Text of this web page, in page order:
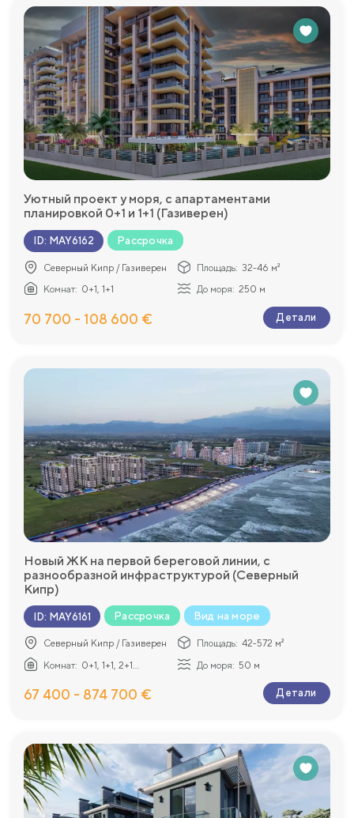
Уютный проект у моря, с апартаментами
планировкой 0+1 и 1+1 (Газиверен)
ID: MAY6162 Рассрочка
Северный Кипр / Газиверен Площадь: 32-46 м²
Комнат: 0+1, 1+1 До моря: 250 м
70 700 - 108 600 € Детали
Новый ЖК на первой береговой линии, с
разнообразной инфраструктурой (Северный
Кипр)
ID: MAY6161 Рассрочка Вид на море
Северный Кипр / Газиверен Площадь: 42-572 м²
Комнат: 0+1, 1+1, 2+1... До моря: 50 м
67 400 - 874 700 € Детали